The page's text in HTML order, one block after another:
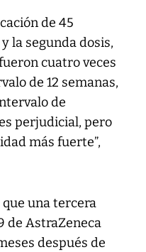
de 45
la segunda dosis,
cuatro veces
de 12 semanas,
de
perjudicial, pero
más fuerte”,
una tercera
de AstraZeneca
después de